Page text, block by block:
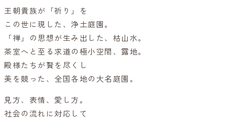
王朝貴族が「祈り」を
この世に現した、浄土庭園。
「禅」の思想が生み出した、枯山水。
茶室へと至る求道の極小空間、露地。
殿様たちが贅を尽くし
美を競った、全国各地の大名庭園。
見方、表情、愛し方。
社会の流れに対応して